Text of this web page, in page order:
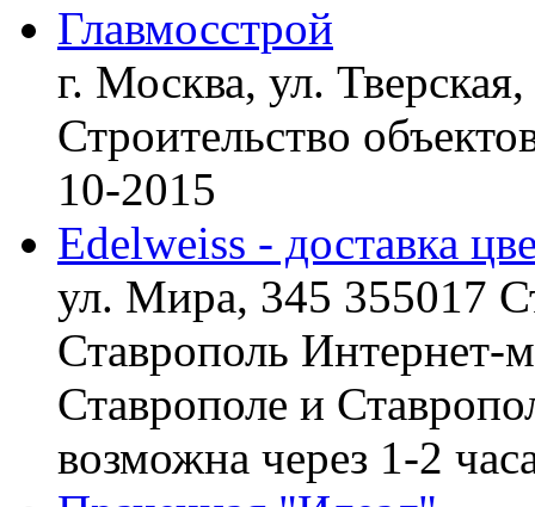
Главмосстрой
г. Москва, ул.
Строительство
10-2015
Edelweiss - доставка
ул. Мира, 345 355017
Ставрополь Интернет-
Ставрополе и
возможна через 1-2